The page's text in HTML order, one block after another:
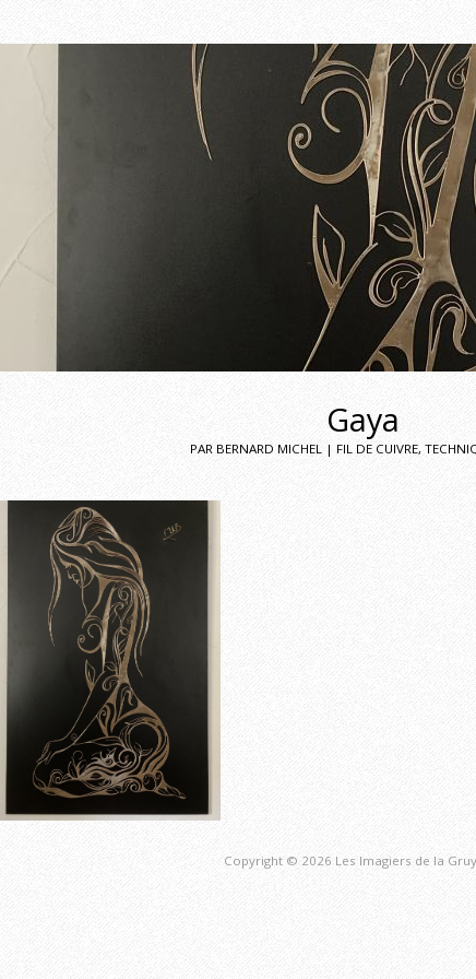
Gaya
PAR BERNARD MICHEL | FIL DE CUIVRE,
Copyright © 2026 Les Imagiers de la